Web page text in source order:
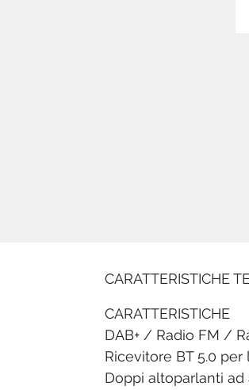
CARATTERISTICHE
CARATTERISTICHE
DAB+ / Radio FM /
Ricevitore BT 5.0
Doppi altoparlanti ad